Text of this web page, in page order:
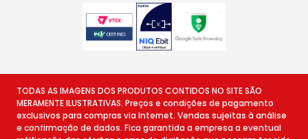
TODAS AS IMAGENS DOS PRODUTOS CONTIDOS NO SITE SÃO
MERAMENTE ILUSTRATIVAS. Preços e condições de pagamento
exclusivos para compras via Internet. Vendas sujeitas à análise
e confirmação de dados. Fica garantida a empresa a eventual